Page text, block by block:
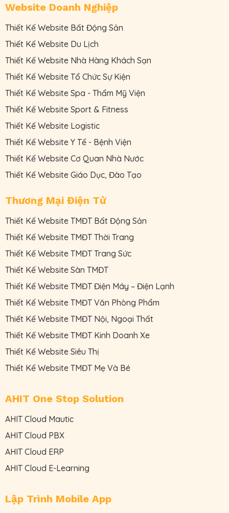
Website Doanh Nghiệp
Thiết Kế Website Bất Động Sản
Thiết Kế Website Du Lịch
Thiết Kế Website Nhà Hàng Khách Sạn
Thiết Kế Website Tổ Chức Sự Kiện
Thiết Kế Website Spa - Thẩm Mỹ Viện
Thiết Kế Website Sport & Fitness
Thiết Kế Website Logistic
Thiết Kế Website Y Tế - Bệnh Viện
Thiết Kế Website Cơ Quan Nhà Nước
Thiết Kế Website Giáo Dục, Đào Tạo
Thương Mại Điện Tử
Thiết Kế Website TMĐT Bất Động Sản
Thiết Kế Website TMĐT Thời Trang
Thiết Kế Website TMĐT Trang Sức
Thiết Kế Website Sàn TMĐT
Thiết Kế Website TMĐT Điện Máy – Điện Lạnh
Thiết Kế Website TMĐT Văn Phòng Phẩm
Thiết Kế Website TMĐT Nội, Ngoại Thất
Thiết Kế Website TMĐT Kinh Doanh Xe
Thiết Kế Website Siêu Thị
Thiết Kế Website TMĐT Mẹ Và Bé
AHIT One Stop Solution
AHIT Cloud Mautic
AHIT Cloud PBX
AHIT Cloud ERP
AHIT Cloud E-Learning
Lập Trình Mobile App